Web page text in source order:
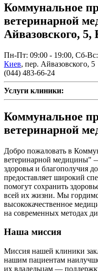
Коммунальное
ветеринарной
Айвазовского, 5,
Пн-Пт: 09:00 - 19:00, Сб-
Киев, пер. Айвазовского, 5
(044) 483-66-24
Услуги клиники:
Коммунальное
ветеринарной
Добро пожаловать в
ветеринарной медицины"
здоровья и благополучия
предоставляет широкий
помогут сохранить
всей их жизни. Мы
высококачественное
на современных методах
Наша миссия
Миссия нашей клиники
нашим пациентам
их владельцам —